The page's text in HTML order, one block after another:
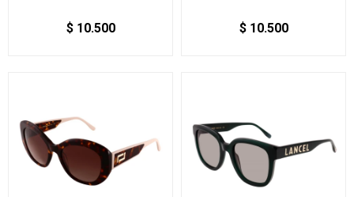
$ 10.500 $ 10.500